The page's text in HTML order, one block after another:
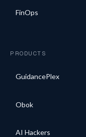
FinOps
PRODUCTS
GuidancePlex
Obok
AI Hackers